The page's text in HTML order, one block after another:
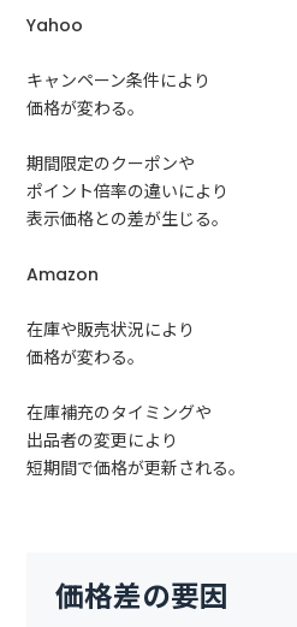
Yahoo
キャンペーン条件により
価格が変わる。
期間限定のクーポンや
ポイント倍率の違いにより
表示価格との差が生じる。
Amazon
在庫や販売状況により
価格が変わる。
在庫補充のタイミングや
出品者の変更により
短期間で価格が更新される。
価格差の要因